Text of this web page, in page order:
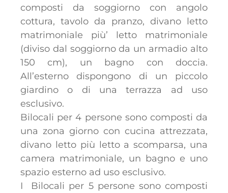
composti da soggiorno con angolo
cottura, tavolo da pranzo, divano letto
matrimoniale più’ letto matrimoniale
(diviso dal soggiorno da un armadio alto
150 cm), un bagno con doccia.
All’esterno dispongono di un piccolo
giardino o di una terrazza ad uso
esclusivo.
Bilocali per 4 persone sono composti da
una zona giorno con cucina attrezzata,
divano letto più letto a scomparsa, una
camera matrimoniale, un bagno e uno
spazio esterno ad uso esclusivo.
I Bilocali per 5 persone sono composti